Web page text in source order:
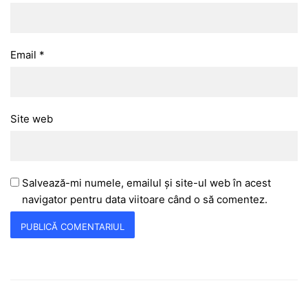
Email *
Site web
Salvează-mi numele, emailul și site-ul web în acest
navigator pentru data viitoare când o să comentez.